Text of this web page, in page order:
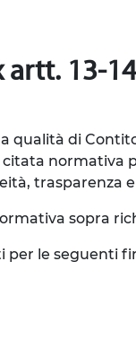
13-
qualità di
citata
trasparenza
sopra
le seguenti